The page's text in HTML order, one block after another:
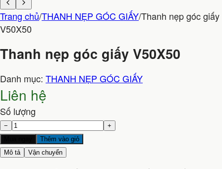
Trang chủ/THANH NẸP GÓC GIẤY/Thanh nẹp góc giấy
V50X50
Thanh nẹp góc giấy V50X50
Danh mục: THANH NẸP GÓC GIẤY
Liên hệ
Số lượng
−
+
Thêm vào giỏ
Mô tả
Vận chuyển